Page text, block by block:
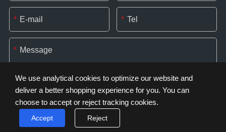
* *
*
*
We use analytical cookies to optimize our website and
deliver a better shopping experience for you. You can
choose to accept or reject tracking cookies.
Accept Reject